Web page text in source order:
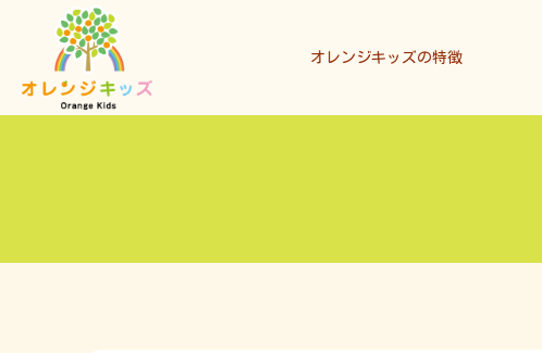
オレンジキッズの特徴